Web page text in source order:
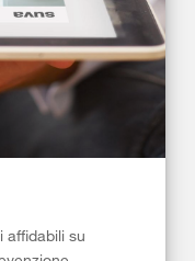
affidabili su